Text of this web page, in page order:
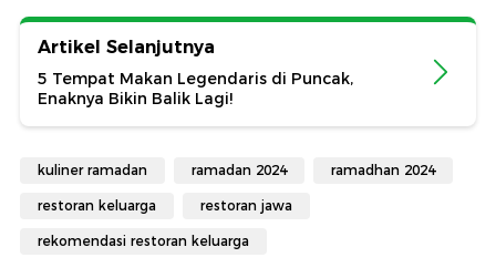
Artikel Selanjutnya
5 Tempat Makan Legendaris di Puncak,
Enaknya Bikin Balik Lagi!
kuliner ramadan ramadan 2024 ramadhan 2024
restoran keluarga restoran jawa
rekomendasi restoran keluarga